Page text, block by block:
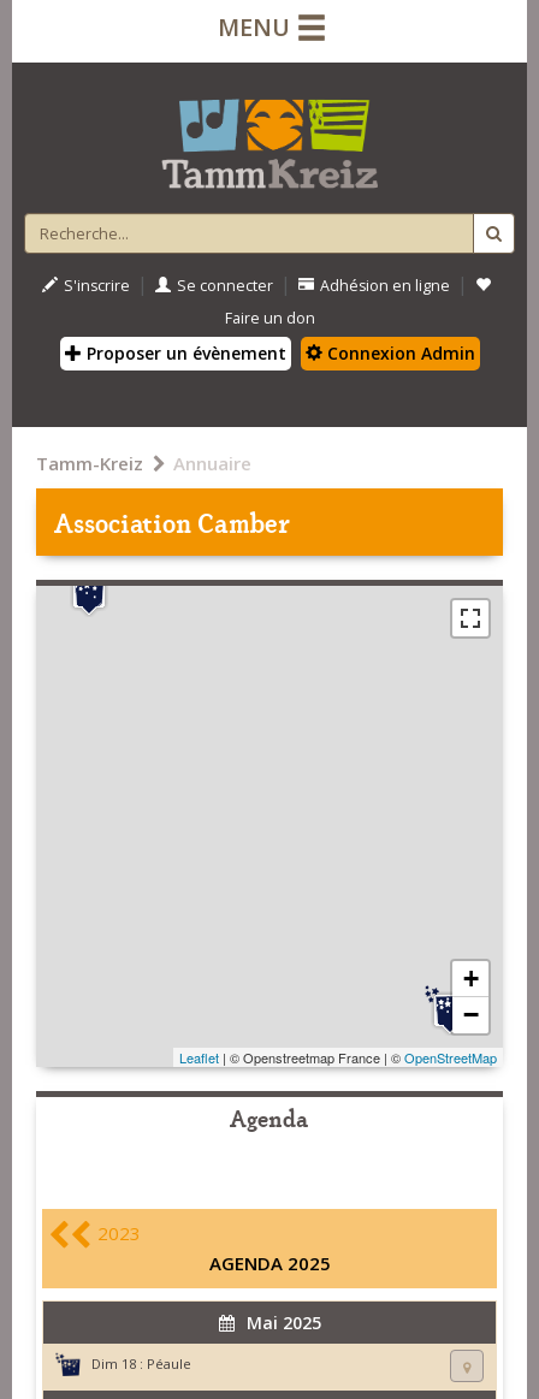
MENU
S'inscrire | Se connecter | Adhésion en ligne |
Faire un don
Proposer un évènement Connexion Admin
Tamm-Kreiz Annuaire
Association Camber
+
−
Leaflet | © Openstreetmap France | ©OpenStreetMap
Agenda
2023
AGENDA 2025
Mai 2025
Dim 18 : Péaule